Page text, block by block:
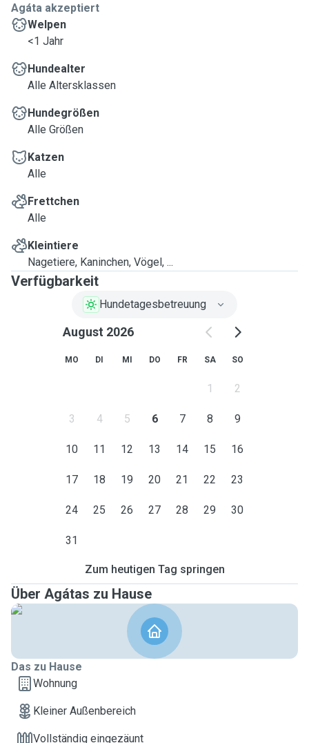
Agáta akzeptiert
Welpen
<1 Jahr
Hundealter
Alle Altersklassen
Hundegrößen
Alle Größen
Katzen
Alle
Frettchen
Alle
Kleintiere
Nagetiere, Kaninchen, Vögel, ...
Verfügbarkeit
Hundetagesbetreuung
August 2026
MO DI MI DO FR SA SO
1 2
3 4 5 6 7 8 9
10 11 12 13 14 15 16
17 18 19 20 21 22 23
24 25 26 27 28 29 30
31
Zum heutigen Tag springen
Über Agátas zu Hause
Das zu Hause
Wohnung
Kleiner Außenbereich
Vollständig eingezäunt